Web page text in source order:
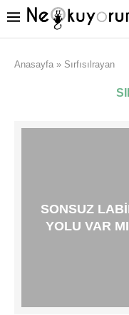
Anasayfa » Sırfısılrayan
SONSUZ
YOLU VAR